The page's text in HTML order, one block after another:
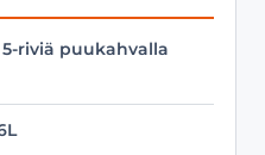
5-riviä puukahvalla